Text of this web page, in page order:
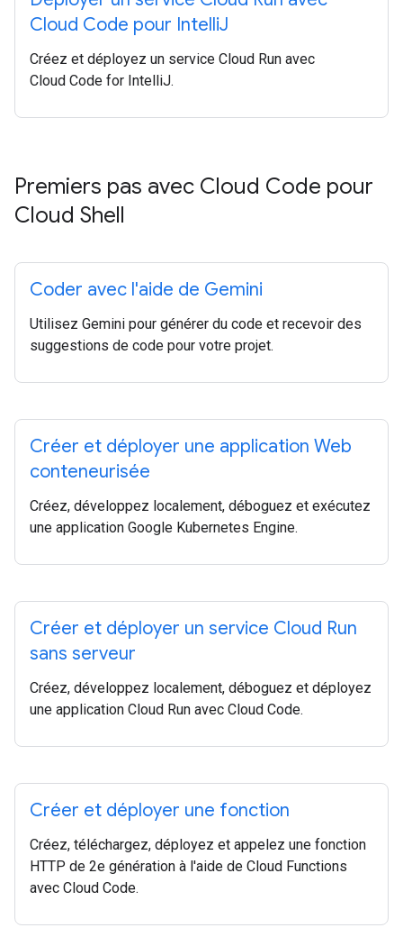
Cloud Code pour IntelliJ
Créez et déployez un service Cloud Run avec
Cloud Code for IntelliJ.
Premiers pas avec Cloud Code pour
Cloud Shell
Coder avec l'aide de Gemini
Utilisez Gemini pour générer du code et recevoir des
suggestions de code pour votre projet.
Créer et déployer une application Web
conteneurisée
Créez, développez localement, déboguez et exécutez
une application Google Kubernetes Engine.
Créer et déployer un service Cloud Run
sans serveur
Créez, développez localement, déboguez et déployez
une application Cloud Run avec Cloud Code.
Créer et déployer une fonction
Créez, téléchargez, déployez et appelez une fonction
HTTP de 2e génération à l'aide de Cloud Functions
avec Cloud Code.